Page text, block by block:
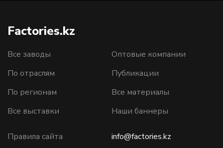
Factories.kz
Все заводы
По отраслям
По регионам
Все выставки
Оптовые компании
Публикации
Все материалы
Наши баннеры
Правила сайта
info@factories.kz